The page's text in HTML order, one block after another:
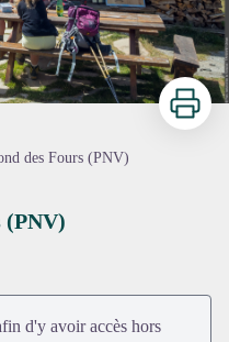
l'image en plein écran
Imprimer
des Fours (PNV)
(PNV)
d'y avoir accès hors